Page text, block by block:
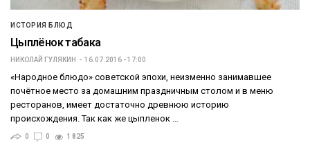
ИСТОРИЯ БЛЮД
Цыплёнок табака
НИКОЛАЙ ГУЛЯКИН 16.07.2016 - 17:00
«Народное блюдо» советской эпохи, неизменно занимавшее
почётное место за домашним праздничным столом и в меню
ресторанов, имеет достаточно древнюю историю
происхождения. Так как же цыпленок …
0 0 1 825